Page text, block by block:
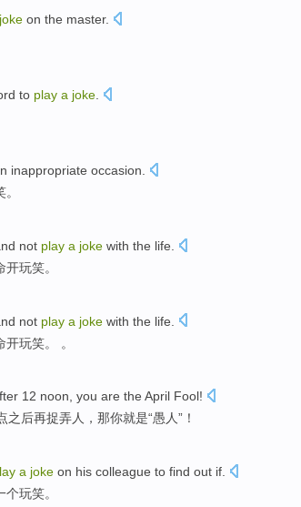
joke on the master.
to play a joke
inappropriate occasion
。
not play a joke with the life
开玩笑。
not play a joke with the life
开玩笑。 。
12 noon, you are the April Fool!
之后再捉弄人，那你就是“愚人”！
a joke on his colleague to find out if.
个玩笑。